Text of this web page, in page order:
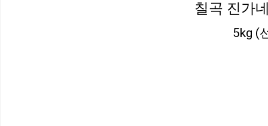
칠곡 진가
5kg (